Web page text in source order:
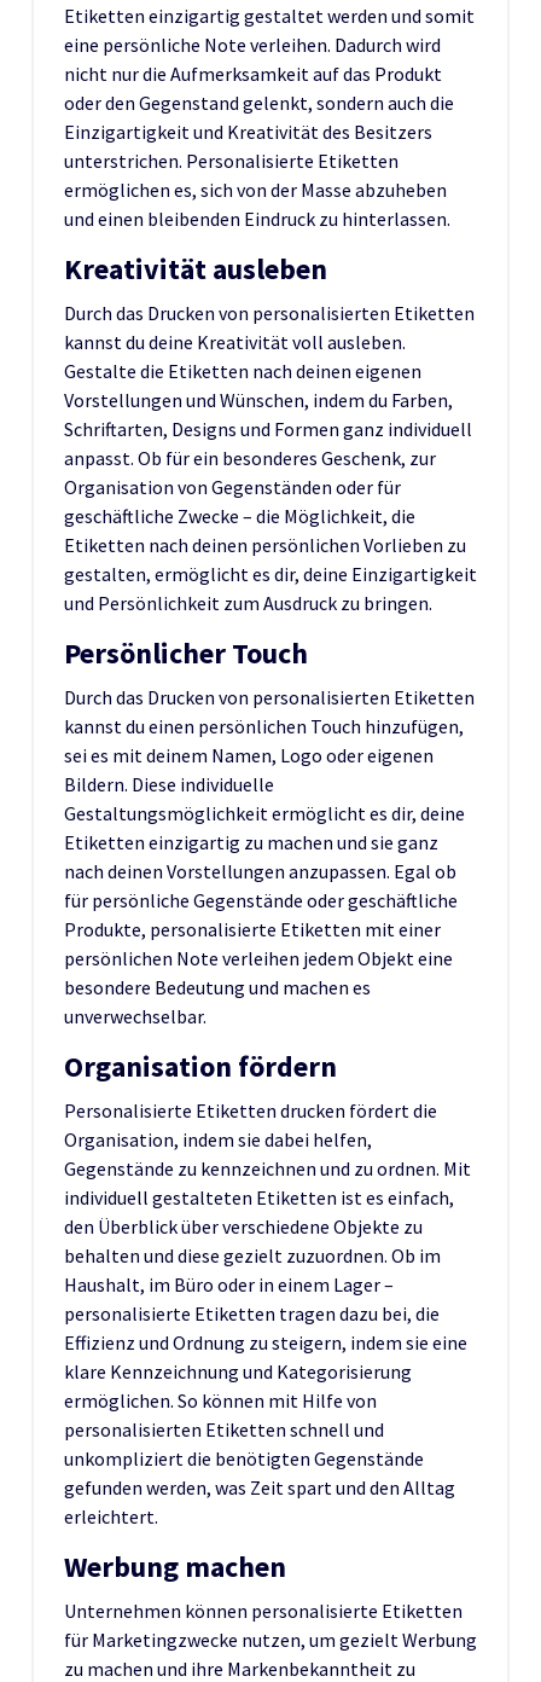
Etiketten einzigartig gestaltet werden und somit
eine persönliche Note verleihen. Dadurch wird
nicht nur die Aufmerksamkeit auf das Produkt
oder den Gegenstand gelenkt, sondern auch die
Einzigartigkeit und Kreativität des Besitzers
unterstrichen. Personalisierte Etiketten
ermöglichen es, sich von der Masse abzuheben
und einen bleibenden Eindruck zu hinterlassen.
Kreativität ausleben
Durch das Drucken von personalisierten Etiketten
kannst du deine Kreativität voll ausleben.
Gestalte die Etiketten nach deinen eigenen
Vorstellungen und Wünschen, indem du Farben,
Schriftarten, Designs und Formen ganz individuell
anpasst. Ob für ein besonderes Geschenk, zur
Organisation von Gegenständen oder für
geschäftliche Zwecke – die Möglichkeit, die
Etiketten nach deinen persönlichen Vorlieben zu
gestalten, ermöglicht es dir, deine Einzigartigkeit
und Persönlichkeit zum Ausdruck zu bringen.
Persönlicher Touch
Durch das Drucken von personalisierten Etiketten
kannst du einen persönlichen Touch hinzufügen,
sei es mit deinem Namen, Logo oder eigenen
Bildern. Diese individuelle
Gestaltungsmöglichkeit ermöglicht es dir, deine
Etiketten einzigartig zu machen und sie ganz
nach deinen Vorstellungen anzupassen. Egal ob
für persönliche Gegenstände oder geschäftliche
Produkte, personalisierte Etiketten mit einer
persönlichen Note verleihen jedem Objekt eine
besondere Bedeutung und machen es
unverwechselbar.
Organisation fördern
Personalisierte Etiketten drucken fördert die
Organisation, indem sie dabei helfen,
Gegenstände zu kennzeichnen und zu ordnen. Mit
individuell gestalteten Etiketten ist es einfach,
den Überblick über verschiedene Objekte zu
behalten und diese gezielt zuzuordnen. Ob im
Haushalt, im Büro oder in einem Lager –
personalisierte Etiketten tragen dazu bei, die
Effizienz und Ordnung zu steigern, indem sie eine
klare Kennzeichnung und Kategorisierung
ermöglichen. So können mit Hilfe von
personalisierten Etiketten schnell und
unkompliziert die benötigten Gegenstände
gefunden werden, was Zeit spart und den Alltag
erleichtert.
Werbung machen
Unternehmen können personalisierte Etiketten
für Marketingzwecke nutzen, um gezielt Werbung
zu machen und ihre Markenbekanntheit zu